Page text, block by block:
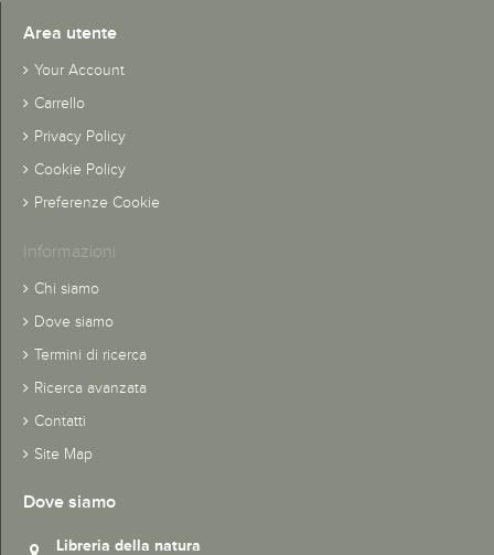
Area utente
Your Account
Carrello
Privacy Policy
Cookie Policy
Preferenze Cookie
Informazioni
Chi siamo
Dove siamo
Termini di ricerca
Ricerca avanzata
Contatti
Site Map
Dove siamo
Libreria della natura